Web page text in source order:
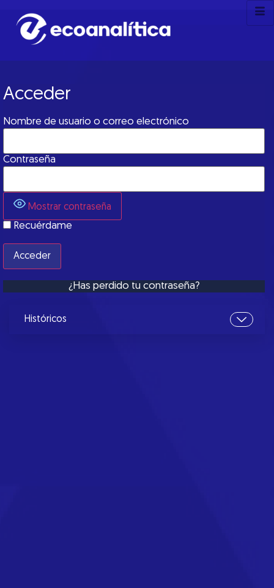
Acceder
Nombre de usuario o correo electrónico
Contraseña
Mostrar contraseña
Recuérdame
¿Has perdido tu contraseña?
Históricos